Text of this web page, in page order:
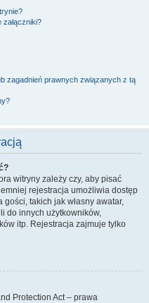
zagadnień prawnych związanych z tą
witryny zależy czy, aby pisać
rejestracja umożliwia dostęp
takich jak własny awatar,
do innych użytkowników,
itp. Rejestracja zajmuje tylko
Protection Act – prawa